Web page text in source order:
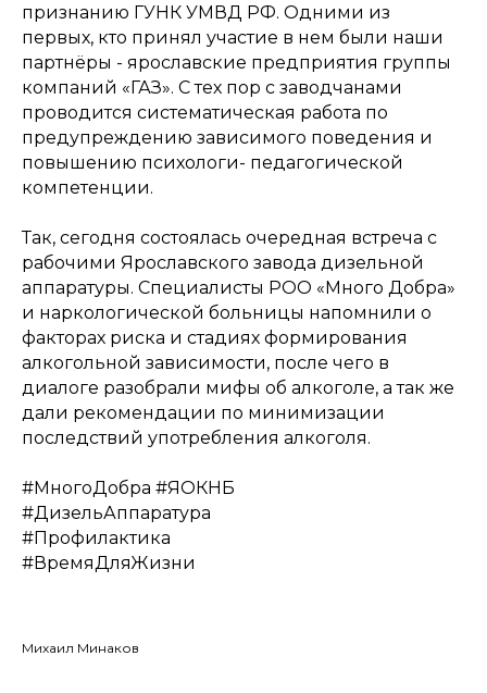
признанию ГУНК УМВД РФ. Одними из
первых, кто принял участие в нем были наши
партнёры - ярославские предприятия группы
компаний «ГАЗ». С тех пор с заводчанами
проводится систематическая работа по
предупреждению зависимого поведения и
повышению психологи- педагогической
компетенции.
Так, сегодня состоялась очередная встреча с
рабочими Ярославского завода дизельной
аппаратуры. Специалисты РОО «Много Добра»
и наркологической больницы напомнили о
факторах риска и стадиях формирования
алкогольной зависимости, после чего в
диалоге разобрали мифы об алкоголе, а так же
дали рекомендации по минимизации
последствий употребления алкоголя.
#МногоДобра #ЯОКНБ
#ДизельАппаратура
#Профилактика
#ВремяДляЖизни
Михаил Минаков